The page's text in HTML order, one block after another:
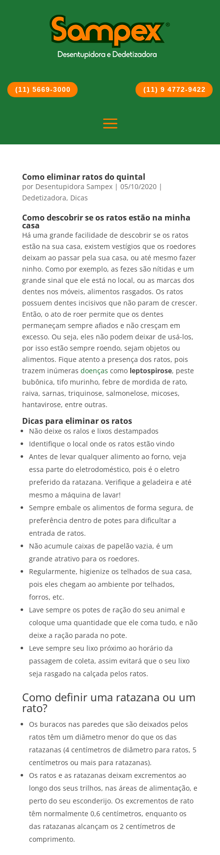
(11) 5669-3000 (11) 9 4772-9422
a
Como eliminar ratos do quintal
por Desentupidora Sampex| 05/10/2020|
Dedetizadora, Dicas
Como descobrir se os ratos estão na minha
casa
Há uma grande facilidade de descobrir se os ratos
estão na sua casa, existem vestígios que os roedores
deixam ao passar pela sua casa, ou até mesmo fazer
ninho. Como por exemplo, as fezes são nítidas e um
grande sinal que ele está no local, ou as marcas dos
dentes nos móveis, alimentos rasgados. Os ratos
possuem dentes incisivos que não param de crescer.
Então, o ato de roer permite que os dentes
permaneçam sempre afiados e não cresçam em
excesso. Ou seja, eles não podem deixar de usá-los,
por isso estão sempre roendo, sejam objetos ou
alimentos. Fique atento a presença dos ratos, pois
trazem inúmeras doenças como leptospirose, peste
bubônica, tifo murinho, febre de mordida de rato,
raiva, sarnas, triquinose, salmonelose, micoses,
hantavirose, entre outras.
Dicas para eliminar os ratos
Não deixe os ralos e lixos destampados
Identifique o local onde os ratos estão vindo
Antes de levar qualquer alimento ao forno, veja
essa parte do eletrodoméstico, pois é o eletro
preferido da ratazana. Verifique a geladeira e até
mesmo a máquina de lavar!
Sempre embale os alimentos de forma segura, de
preferência dentro de potes para dificultar a
entrada de ratos.
Não acumule caixas de papelão vazia, é um
grande atrativo para os roedores.
Regularmente, higienize os telhados de sua casa,
pois eles chegam ao ambiente por telhados,
forros, etc.
Lave sempre os potes de ração do seu animal e
coloque uma quantidade que ele coma tudo, e não
deixe a ração parada no pote.
Leve sempre seu lixo próximo ao horário da
passagem de coleta, assim evitará que o seu lixo
seja rasgado na calçada pelos ratos.
Como definir uma ratazana ou um
rato?
Os buracos nas paredes que são deixados pelos
ratos têm um diâmetro menor do que os das
ratazanas (4 centímetros de diâmetro para ratos, 5
centímetros ou mais para ratazanas).
Os ratos e as ratazanas deixam excrementos ao
longo dos seus trilhos, nas áreas de alimentação, e
perto do seu esconderijo. Os excrementos de rato
têm normalmente 0,6 centímetros, enquanto os
das ratazanas alcançam os 2 centímetros de
comprimento.